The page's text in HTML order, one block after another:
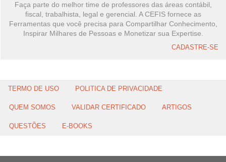
Faça parte do melhor time de professores das áreas contábil,
fiscal, trabalhista, legal e gerencial. A CEFIS fornece as
Ferramentas que você precisa para Compartilhar Conhecimento,
Inspirar Milhares de Pessoas e Monetizar sua Expertise.
CADASTRE-SE
TERMO DE USO POLITICA DE PRIVACIDADE
QUEM SOMOS VALIDAR CERTIFICADO ARTIGOS
QUESTÕES E-BOOKS